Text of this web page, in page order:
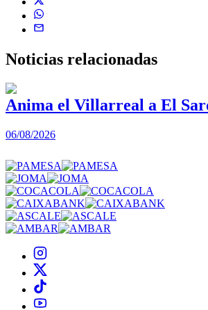
Noticias relacionadas
Anima el Villarreal a El
06/08/2026